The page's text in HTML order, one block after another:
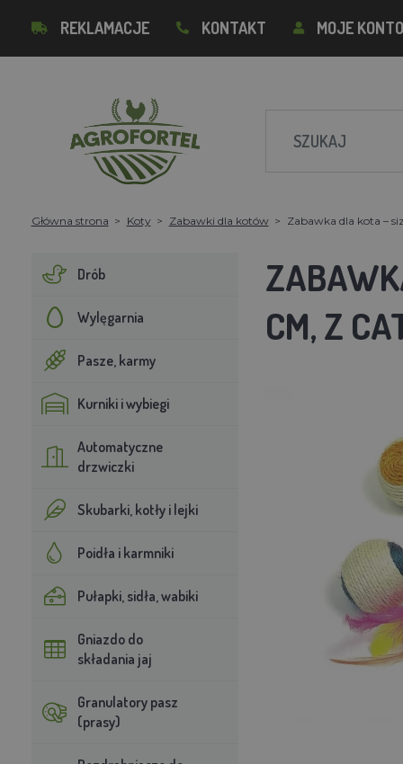
REKLAMACJE KONTAKT MOJE KONTO
Główna strona Koty Zabawki dla kotów Zabawka dla kota –
Drób
Wylęgarnia
Pasze, karmy
Kurniki i wybiegi
Automatyczne
drzwiczki
Skubarki, kotły i lejki
Poidła i karmniki
Pułapki, sidła, wabiki
Gniazdo do
składania jaj
Granulatory pasz
(prasy)
CM, Z